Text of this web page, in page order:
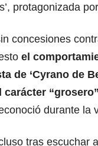
protagonizada
concesiones
el
de ‘Cyrano de
carácter
durante la
tras escuchar